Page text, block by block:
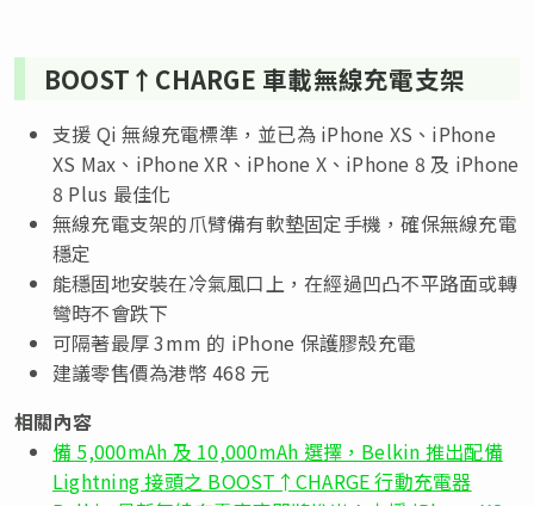
BOOST↑CHARGE 車載無線充電支架
支援 Qi 無線充電標準，並已為 iPhone XS、iPhone
XS Max、iPhone XR、iPhone X、iPhone 8 及 iPhone
8 Plus 最佳化
無線充電支架的爪臂備有軟墊固定手機，確保無線充電
穩定
能穩固地安裝在冷氣風口上，在經過凹凸不平路面或轉
彎時不會跌下
可隔著最厚 3mm 的 iPhone 保護膠殼充電
建議零售價為港幣 468 元
相關內容
備 5,000mAh 及 10,000mAh 選擇，Belkin 推出配備
Lightning 接頭之 BOOST↑CHARGE 行動充電器